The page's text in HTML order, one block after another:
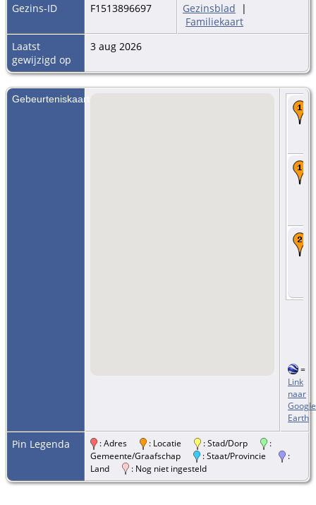
Gezins-ID
F1513896697 Gezinsblad |
Familiekaart
Laatst
gewijzigd op
3 aug 2026
Gebeurteniskaart
=
Link
naar
Google
Earth
Pin Legenda : Adres : Locatie : Stad/Dorp
:
Gemeente/Graafschap
: Staat/Provincie
:
Land
: Nog niet ingesteld